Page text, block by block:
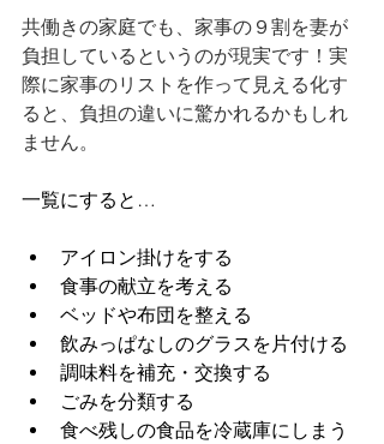
共働きの家庭でも、家事の９割を妻が
負担しているというのが現実です！実
際に家事のリストを作って見える化す
ると、負担の違いに驚かれるかもしれ
ません。
一覧にすると…
アイロン掛けをする
食事の献立を考える
ベッドや布団を整える
飲みっぱなしのグラスを片付ける
調味料を補充・交換する
ごみを分類する
食べ残しの食品を冷蔵庫にしまう